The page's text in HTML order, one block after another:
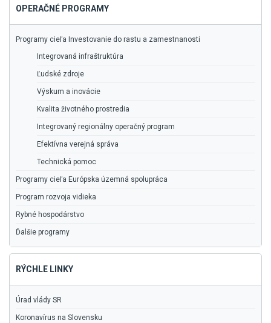
OPERAČNÉ PROGRAMY
Programy cieľa Investovanie do rastu a zamestnanosti
Integrovaná infraštruktúra
Ľudské zdroje
Výskum a inovácie
Kvalita životného prostredia
Integrovaný regionálny operačný program
Efektívna verejná správa
Technická pomoc
Programy cieľa Európska územná spolupráca
Program rozvoja vidieka
Rybné hospodárstvo
Ďalšie programy
RÝCHLE LINKY
Úrad vlády SR
Koronavírus na Slovensku